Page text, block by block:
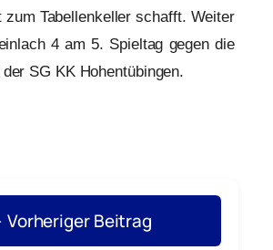
zum Tabellenkeller schafft. Weiter
4 am 5. Spieltag gegen die
SG KK Hohentübingen.
Beitrag